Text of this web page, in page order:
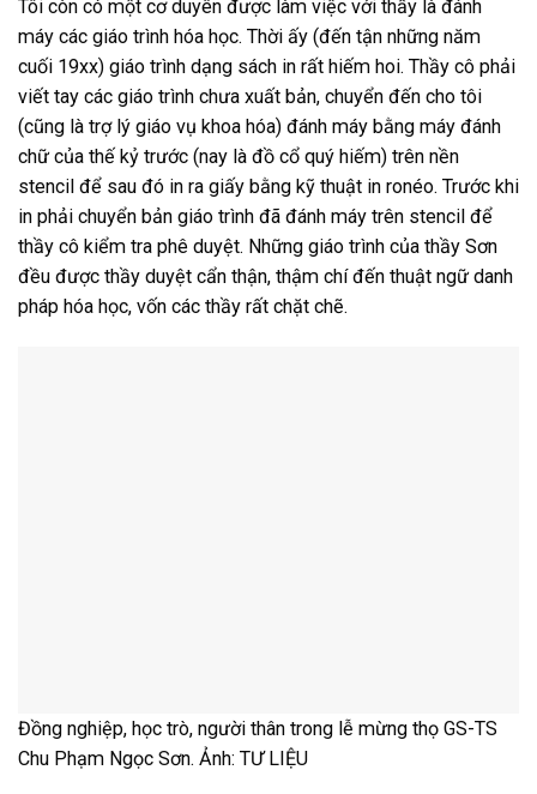
Tôi còn có một cơ duyên được làm việc với thầy là đánh
máy các giáo trình hóa học. Thời ấy (đến tận những năm
cuối 19xx) giáo trình dạng sách in rất hiếm hoi. Thầy cô phải
viết tay các giáo trình chưa xuất bản, chuyển đến cho tôi
(cũng là trợ lý giáo vụ khoa hóa) đánh máy bằng máy đánh
chữ của thế kỷ trước (nay là đồ cổ quý hiếm) trên nền
stencil để sau đó in ra giấy bằng kỹ thuật in ronéo. Trước khi
in phải chuyển bản giáo trình đã đánh máy trên stencil để
thầy cô kiểm tra phê duyệt. Những giáo trình của thầy Sơn
đều được thầy duyệt cẩn thận, thậm chí đến thuật ngữ danh
pháp hóa học, vốn các thầy rất chặt chẽ.
Đồng nghiệp, học trò, người thân trong lễ mừng thọ GS-TS
Chu Phạm Ngọc Sơn. Ảnh: TƯ LIỆU